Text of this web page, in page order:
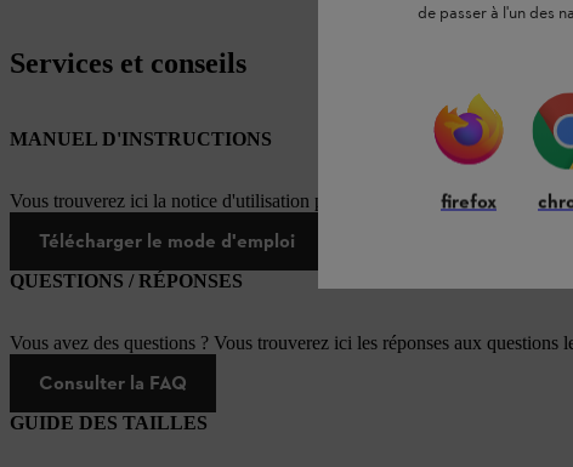
Services et conseils
MANUEL D'INSTRUCTIONS
Vous trouverez ici la notice d'utilisation pour ce produit STIHL
Télécharger le mode d'emploi
QUESTIONS / RÉPONSES
Vous avez des questions ? Vous trouverez ici les réponses aux questions
Consulter la FAQ
GUIDE DES TAILLES
de passer à l'un des
firefox